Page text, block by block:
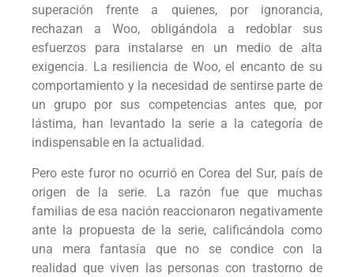
superación frente a quienes, por ignorancia,
rechazan a Woo, obligándola a redoblar sus
esfuerzos para instalarse en un medio de alta
exigencia. La resiliencia de Woo, el encanto de su
comportamiento y la necesidad de sentirse parte de
un grupo por sus competencias antes que, por
lástima, han levantado la serie a la categoría de
indispensable en la actualidad.
Pero este furor no ocurrió en Corea del Sur, país de
origen de la serie. La razón fue que muchas
familias de esa nación reaccionaron negativamente
ante la propuesta de la serie, calificándola como
una mera fantasía que no se condice con la
realidad que viven las personas con trastorno de